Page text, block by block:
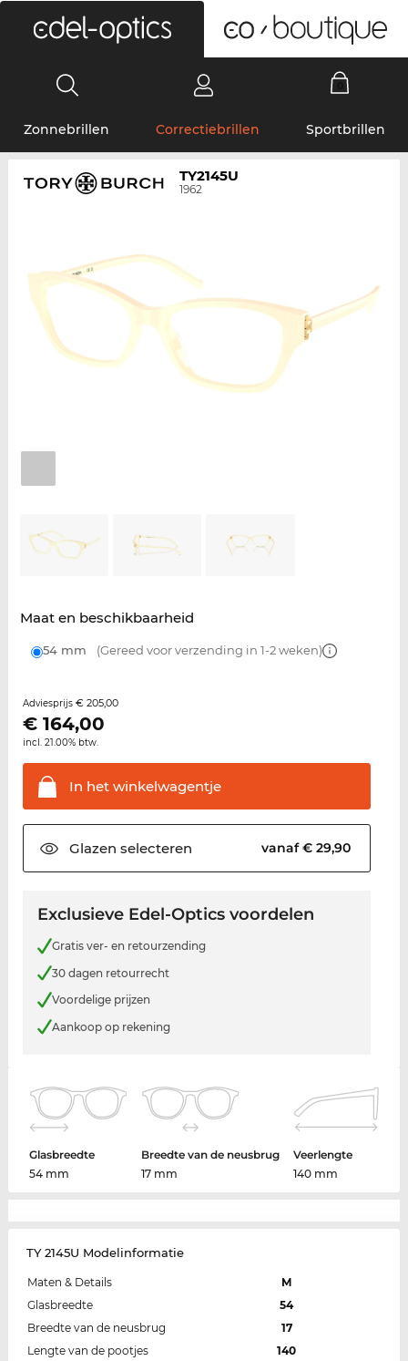
Zonnebrillen Correctiebrillen Sportbrillen
TY2145U
1962
Maat en beschikbaarheid
54 mm (Gereed voor verzending in 1-2 weken)
Adviesprijs € 205,00
€ 164,00
incl. 21.00% btw.
In hetwinkelwagentje
Glazen selecteren vanaf € 29,90
Exclusieve Edel-Optics voordelen
Gratis ver- en retourzending
30 dagen retourrecht
Voordelige prijzen
Aankoop op rekening
Glasbreedte
54 mm
Breedte van de neusbrug
17 mm
Veerlengte
140 mm
TY 2145U Modelinformatie
Maten & Details
M
Glasbreedte
54
Breedte van de neusbrug
17
Lengte van de pootjes
140